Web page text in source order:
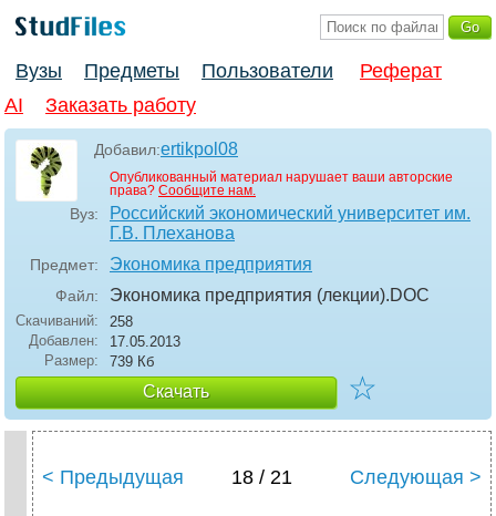
Вузы Предметы Пользователи
Реферат
AI
Заказать работу
Добавил:ertikpol08
Опубликованный материал нарушает ваши авторские
права? Сообщите нам.
Вуз:
Российский экономический университет им.
Г.В. Плеханова
Предмет: Экономика предприятия
Файл: Экономика предприятия (лекции).DOC
Скачиваний:
258
Добавлен:
17.05.2013
Размер:
739 Кб
Скачать ☆
< Предыдущая 18 / 21 Следующая >